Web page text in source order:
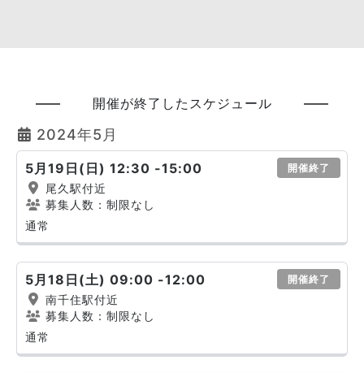
開催が終了したスケジュール
2024年5月
5月19日(日) 12:30 -15:00 開催終了
尾久駅付近
募集人数：制限なし
通常
5月18日(土) 09:00 -12:00 開催終了
南千住駅付近
募集人数：制限なし
通常